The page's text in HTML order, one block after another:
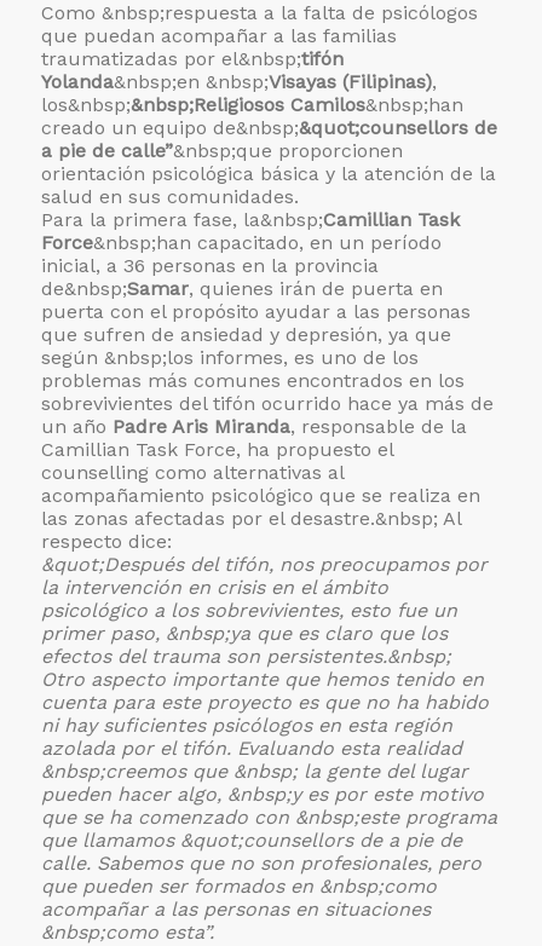
Como &nbsp;respuesta a la falta de psicólogos
que puedan acompañar a las familias
traumatizadas por el&nbsp;tifón
Yolanda&nbsp;en &nbsp;Visayas (Filipinas),
los&nbsp;&nbsp;Religiosos Camilos&nbsp;han
creado un equipo de&nbsp;&quot;counsellors de
a pie de calle”&nbsp;que proporcionen
orientación psicológica básica y la atención de la
salud en sus comunidades.
Para la primera fase, la&nbsp;Camillian Task
Force&nbsp;han capacitado, en un período
inicial, a 36 personas en la provincia
de&nbsp;Samar, quienes irán de puerta en
puerta con el propósito ayudar a las personas
que sufren de ansiedad y depresión, ya que
según &nbsp;los informes, es uno de los
problemas más comunes encontrados en los
sobrevivientes del tifón ocurrido hace ya más de
un año Padre Aris Miranda, responsable de la
Camillian Task Force, ha propuesto el
counselling como alternativas al
acompañamiento psicológico que se realiza en
las zonas afectadas por el desastre.&nbsp; Al
respecto dice:
&quot;Después del tifón, nos preocupamos por
la intervención en crisis en el ámbito
psicológico a los sobrevivientes, esto fue un
primer paso, &nbsp;ya que es claro que los
efectos del trauma son persistentes.&nbsp;
Otro aspecto importante que hemos tenido en
cuenta para este proyecto es que no ha habido
ni hay suficientes psicólogos en esta región
azolada por el tifón. Evaluando esta realidad
&nbsp;creemos que &nbsp; la gente del lugar
pueden hacer algo, &nbsp;y es por este motivo
que se ha comenzado con &nbsp;este programa
que llamamos &quot;counsellors de a pie de
calle. Sabemos que no son profesionales, pero
que pueden ser formados en &nbsp;como
acompañar a las personas en situaciones
&nbsp;como esta”.